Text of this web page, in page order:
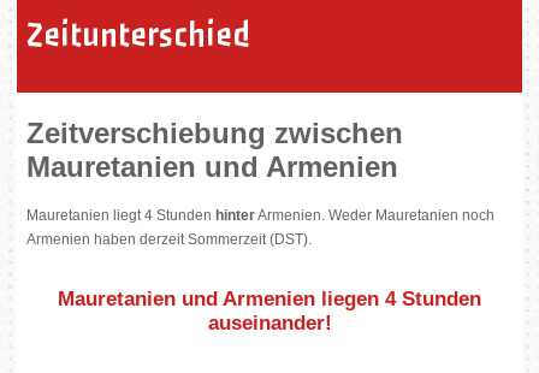
Zeitunterschied
Zeitverschiebung zwischen
Mauretanien und Armenien
Mauretanien liegt 4 StundenhinterArmenien. Weder Mauretanien noch
Armenien haben derzeit Sommerzeit (DST).
Mauretanien und Armenien liegen 4 Stunden
auseinander!